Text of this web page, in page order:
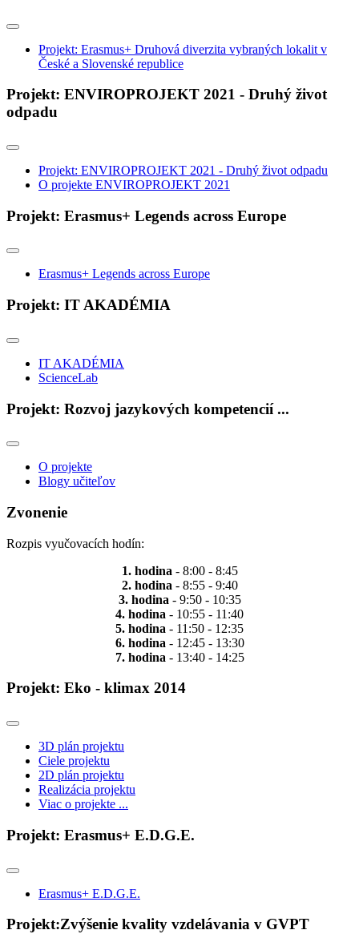
Projekt: Erasmus+ Druhová diverzita vybraných lokalit v
České a Slovenské republice
Projekt: ENVIROPROJEKT 2021 - Druhý život
odpadu
Projekt: ENVIROPROJEKT 2021 - Druhý život odpadu
O projekte ENVIROPROJEKT 2021
Projekt: Erasmus+ Legends across Europe
Erasmus+ Legends across Europe
Projekt: IT AKADÉMIA
IT AKADÉMIA
ScienceLab
Projekt: Rozvoj jazykových kompetencií ...
O projekte
Blogy učiteľov
Zvonenie
Rozpis vyučovacích hodín:
1. hodina - 8:00 - 8:45
2. hodina - 8:55 - 9:40
3. hodina - 9:50 - 10:35
4. hodina - 10:55 - 11:40
5. hodina - 11:50 - 12:35
6. hodina - 12:45 - 13:30
7. hodina - 13:40 - 14:25
Projekt: Eko - klimax 2014
3D plán projektu
Ciele projektu
2D plán projektu
Realizácia projektu
Viac o projekte ...
Projekt: Erasmus+ E.D.G.E.
Erasmus+ E.D.G.E.
Projekt:Zvýšenie kvality vzdelávania v GVPT